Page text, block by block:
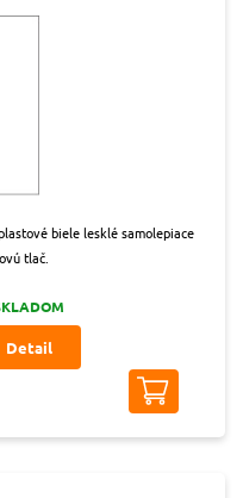
biele lesklé samolepiace
tlač.
Detail